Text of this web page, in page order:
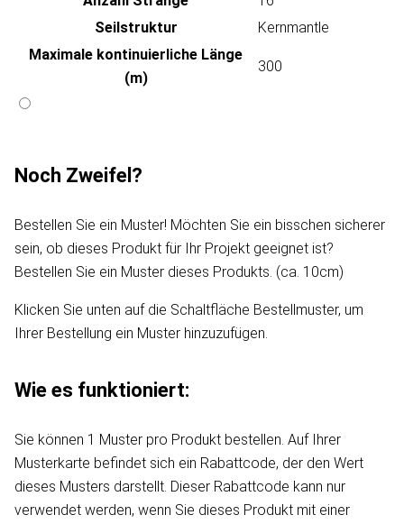
Seilstruktur
Kernmantle
Maximale kontinuierliche Länge
(m)
300
Noch Zweifel?
Bestellen Sie ein Muster! Möchten Sie ein bisschen sicherer
sein, ob dieses Produkt für Ihr Projekt geeignet ist?
Bestellen Sie ein Muster dieses Produkts. (ca. 10cm)
Klicken Sie unten auf die Schaltfläche Bestellmuster, um
Ihrer Bestellung ein Muster hinzuzufügen.
Wie es funktioniert:
Sie können 1 Muster pro Produkt bestellen. Auf Ihrer
Musterkarte befindet sich ein Rabattcode, der den Wert
dieses Musters darstellt. Dieser Rabattcode kann nur
verwendet werden, wenn Sie dieses Produkt mit einer